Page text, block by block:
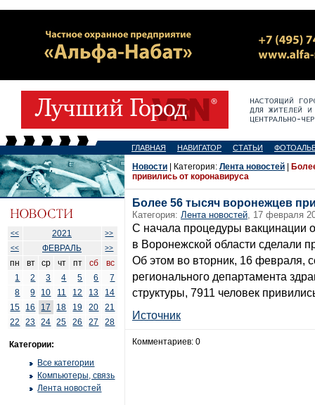
ГЛАВНАЯ НАВИГАТОР СТАТЬИ
<< 2021
>>
<<
ФЕВРАЛЬ >>
пн вт ср чт пт сб
вс
1
2 3 4 5 6
7
8
9 10 11 12 13
14
15
16 17 18 19 20
21
22
23 24 25 26 27 28
Категории:
Все категории
Компьютеры, связь
Лента новостей
Новости | Категория: Лента новостей
привились от коронавируса
Более 56 тысяч воронежцев
Категория: Лента новостей, 17 февраля
С начала процедуры вакцинации
в Воронежской области сделали
Об этом во вторник, 16 февраля,
регионального департамента
структуры, 7911 человек
Источник
Комментариев: 0